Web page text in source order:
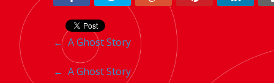
Navigation
entre
←A Ghost Story
Navigation
← A Ghost Story